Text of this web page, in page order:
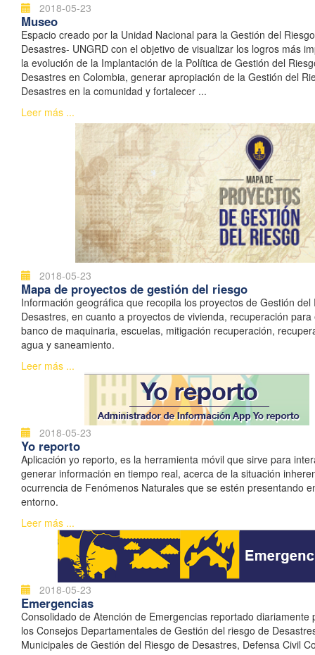
2018-05-23
Museo
Espacio creado por la Unidad Nacional para la Gestión del
Desastres- UNGRD con el objetivo de visualizar los logros más
la evolución de la Implantación de la Política de Gestión del
Desastres en Colombia, generar apropiación de la Gestión del
Desastres en la comunidad y fortalecer ...
Leer más ...
2018-05-23
Mapa de proyectos de gestión del riesgo
Información geográfica que recopila los proyectos de Gestión del
Desastres, en cuanto a proyectos de vivienda, recuperación para
banco de maquinaria, escuelas, mitigación recuperación,
agua y saneamiento.
Leer más ...
2018-05-23
Yo reporto
Aplicación yo reporto, es la herramienta móvil que sirve para
generar información en tiempo real, acerca de la situación
ocurrencia de Fenómenos Naturales que se estén presentando
entorno.
Leer más ...
2018-05-23
Emergencias
Consolidado de Atención de Emergencias reportado diariamente
los Consejos Departamentales de Gestión del riesgo de
Municipales de Gestión del Riesgo de Desastres, Defensa Civil